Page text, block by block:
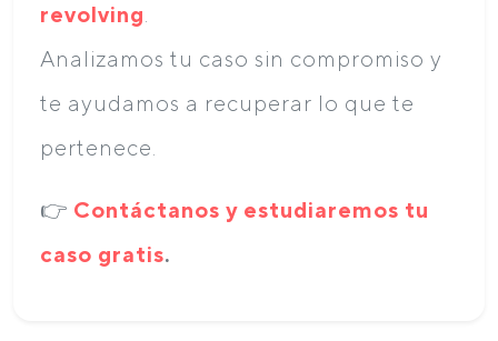
revolving
Analizamos tu caso sin compromiso y
te ayudamos a recuperar lo que te
pertenece.
👉 Contáctanos y estudiaremos tu
caso gratis.